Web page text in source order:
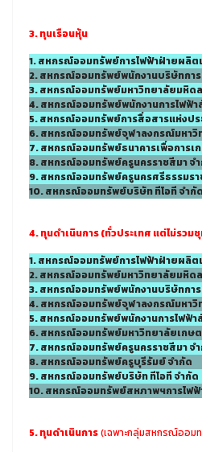
3. ทุนเรือนหุ้น
1. สหกรณ์ออมทรัพย์การไฟฟ้าฝ่ายผลิต
2. สหกรณ์ออมทรัพย์พนักงานบริษัทการ
3. สหกรณ์ออมทรัพย์มหาวิทยาลัยมหิด
4. สหกรณ์ออมทรัพย์พนักงานการไฟฟ้า
5. สหกรณ์ออมทรัพย์การสื่อสารแห่งปร
6. สหกรณ์ออมทรัพย์จุฬาลงกรณ์มหาวิ
7. สหกรณ์ออมทรัพย์ธนาคารเพื่อการ
8. สหกรณ์ออมทรัพย์ครูนครราชสีมา จ
9. สหกรณ์ออมทรัพย์ครูนครศรีธรรมรา
10. สหกรณ์ออมทรัพย์บริษัท ทีโอที จำกัด
4. ทุนดำเนินการ (ทั่วประเทศ แต่ไม่ร
1. สหกรณ์ออมทรัพย์การไฟฟ้าฝ่ายผลิต
2. สหกรณ์ออมทรัพย์มหาวิทยาลัยมหิด
3. สหกรณ์ออมทรัพย์พนักงานบริษัทการ
4. สหกรณ์ออมทรัพย์จุฬาลงกรณ์มหาวิ
5. สหกรณ์ออมทรัพย์พนักงานการไฟฟ้า
6. สหกรณ์ออมทรัพย์มหาวิทยาลัยเกษ
7. สหกรณ์ออมทรัพย์ครูนครราชสีมา จ
8. สหกรณ์ออมทรัพย์ครูบุรีรัมย์ จำกัด
9. สหกรณ์ออมทรัพย์บริษัท ทีโอที จำกัด
10. สหกรณ์ออมทรัพย์สหภาพฯการไฟฟ้
5. ทุนดำเนินการ(เฉพาะกลุ่มสหกรณ์ออม